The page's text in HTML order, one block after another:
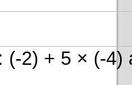
(-2) + 5 × (-